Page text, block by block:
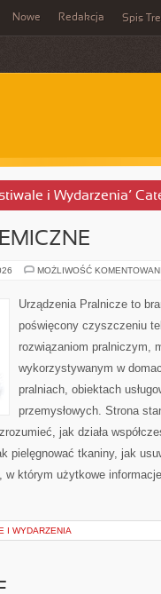
Nowe Redakcja Spis
i Wydarzenia’
MOŻLIWOŚĆ
Urządzenia Pralnicze to
poświęcony czyszczeniu
rozwiązaniom pralniczym,
wykorzystywanym w
pralniach, obiektach
przemysłowych. Strona
jak działa
pielęgnować tkaniny, jak
w którym użytkowe
I WYDARZENIA